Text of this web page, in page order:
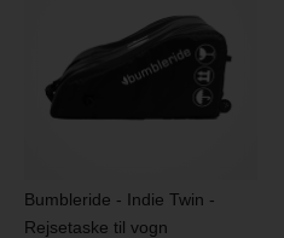
Bumbleride - Indie Twin -
Rejsetaske til vogn